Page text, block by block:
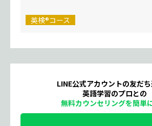
英検®コース
LINE公式アカウントの友だ
英語学習のプロとの
無料カウンセリングを簡単